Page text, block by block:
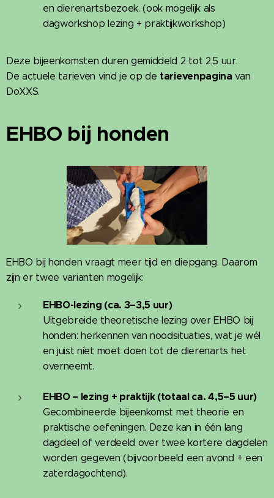
en dierenartsbezoek. (ook mogelijk als
dagworkshop lezing + praktijkworkshop)
Deze bijeenkomsten duren gemiddeld 2 tot 2,5 uur.
De actuele tarieven vind je op de tarievenpagina van
DoXXS.
EHBO bij honden
EHBO bij honden vraagt meer tijd en diepgang. Daarom
zijn er twee varianten mogelijk:
EHBO-lezing (ca. 3–3,5 uur)
Uitgebreide theoretische lezing over EHBO bij
honden: herkennen van noodsituaties, wat je wél
en juist níet moet doen tot de dierenarts het
overneemt.
EHBO – lezing + praktijk (totaal ca. 4,5–5 uur)
Gecombineerde bijeenkomst met theorie en
praktische oefeningen. Deze kan in één lang
dagdeel of verdeeld over twee kortere dagdelen
worden gegeven (bijvoorbeeld een avond + een
zaterdagochtend).